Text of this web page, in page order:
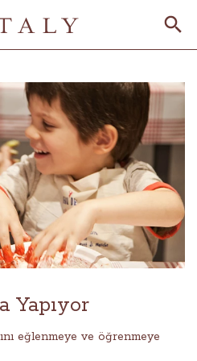
Yapıyor
eğlenmeye ve öğrenmeye